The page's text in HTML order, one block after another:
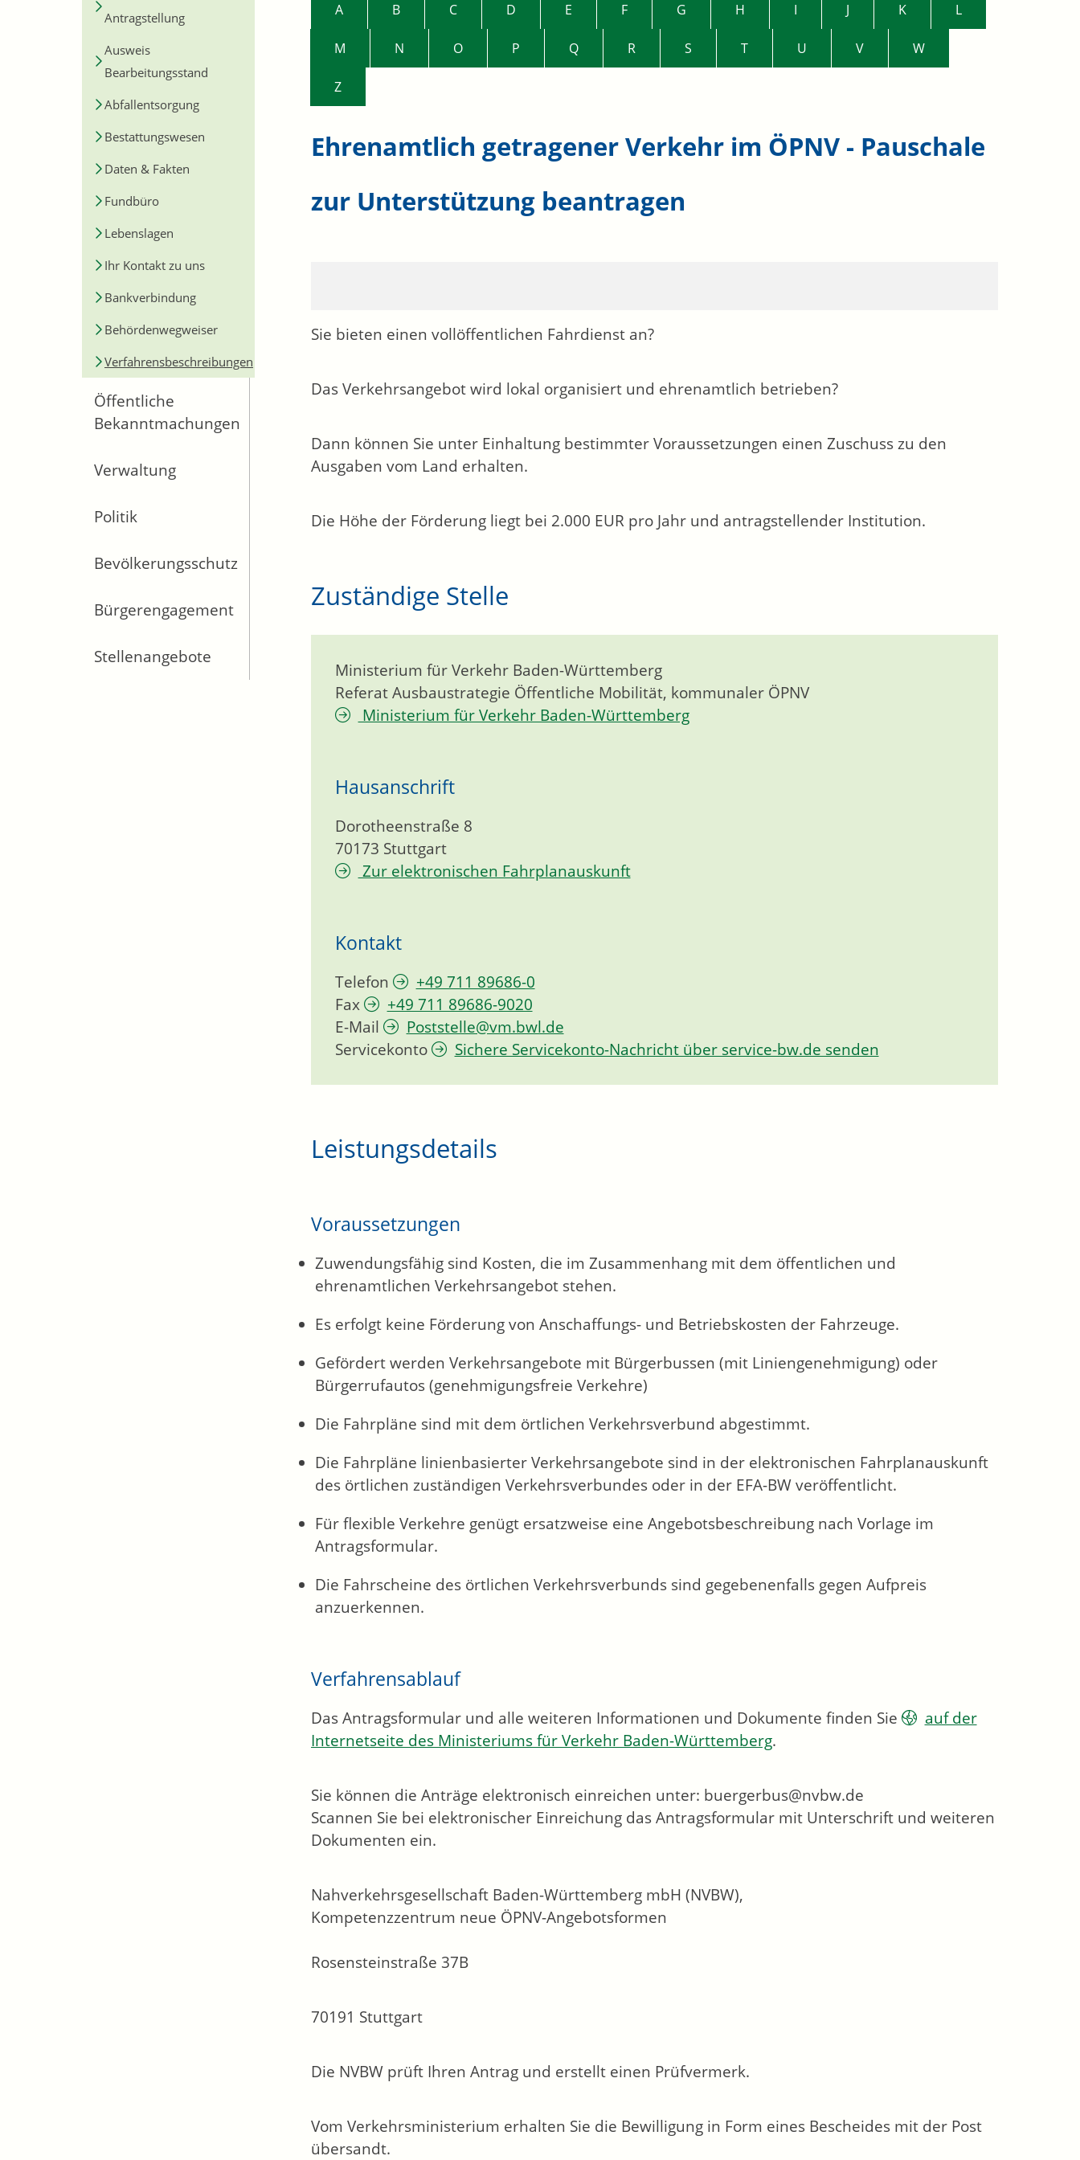
Antragstellung
Ausweis
Bearbeitungsstand
Abfallentsorgung
Bestattungswesen
Daten & Fakten
Fundbüro
Lebenslagen
Ihr Kontakt zu uns
Bankverbindung
Behördenwegweiser
Verfahrensbeschreibungen
Öffentliche
Bekanntmachungen
Verwaltung
Politik
Bevölkerungsschutz
Bürgerengagement
Stellenangebote
A B C D E F G H I J K L
M N O P Q R S T U V W
Z
Ehrenamtlich getragener Verkehr im ÖPNV - Pauschale
zur Unterstützung beantragen
Sie bieten einen vollöffentlichen Fahrdienst an?
Das Verkehrsangebot wird lokal organisiert und ehrenamtlich betrieben?
Dann können Sie unter Einhaltung bestimmter Voraussetzungen einen Zuschuss zu den
Ausgaben vom Land erhalten.
Die Höhe der Förderung liegt bei 2.000 EUR pro Jahr und antragstellender Institution.
Zuständige Stelle
Ministerium für Verkehr Baden-Württemberg
Referat Ausbaustrategie Öffentliche Mobilität, kommunaler ÖPNV
Ministerium für Verkehr Baden-Württemberg
Hausanschrift
Dorotheenstraße 8
70173 Stuttgart
Zur elektronischen Fahrplanauskunft
Kontakt
Telefon
+49 711 89686-0
Fax
+49 711 89686-9020
E-Mail
Poststelle@vm.bwl.de
Servicekonto
Sichere Servicekonto-Nachricht über service-bw.de senden
Leistungsdetails
Voraussetzungen
Zuwendungsfähig sind Kosten, die im Zusammenhang mit dem öffentlichen und
ehrenamtlichen Verkehrsangebot stehen.
Es erfolgt keine Förderung von Anschaffungs- und Betriebskosten der Fahrzeuge.
Gefördert werden Verkehrsangebote mit Bürgerbussen (mit Liniengenehmigung) oder
Bürgerrufautos (genehmigungsfreie Verkehre)
Die Fahrpläne sind mit dem örtlichen Verkehrsverbund abgestimmt.
Die Fahrpläne linienbasierter Verkehrsangebote sind in der elektronischen Fahrplanauskunft
des örtlichen zuständigen Verkehrsverbundes oder in der EFA-BW veröffentlicht.
Für flexible Verkehre genügt ersatzweise eine Angebotsbeschreibung nach Vorlage im
Antragsformular.
Die Fahrscheine des örtlichen Verkehrsverbunds sind gegebenenfalls gegen Aufpreis
anzuerkennen.
Verfahrensablauf
Das Antragsformular und alle weiteren Informationen und Dokumente finden Sie
auf der
Internetseite des Ministeriums für Verkehr Baden-Württemberg.
Sie können die Anträge elektronisch einreichen unter: buergerbus@nvbw.de
Scannen Sie bei elektronischer Einreichung das Antragsformular mit Unterschrift und weiteren
Dokumenten ein.
Nahverkehrsgesellschaft Baden-Württemberg mbH (NVBW),
Kompetenzzentrum neue ÖPNV-Angebotsformen
Rosensteinstraße 37B
70191 Stuttgart
Die NVBW prüft Ihren Antrag und erstellt einen Prüfvermerk.
Vom Verkehrsministerium erhalten Sie die Bewilligung in Form eines Bescheides mit der Post
übersandt.